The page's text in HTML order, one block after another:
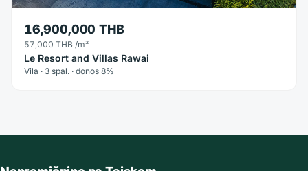
16,900,000 THB
57,000 THB /m²
Le Resort and Villas Rawai
Vila · 3 spal. · donos 8%